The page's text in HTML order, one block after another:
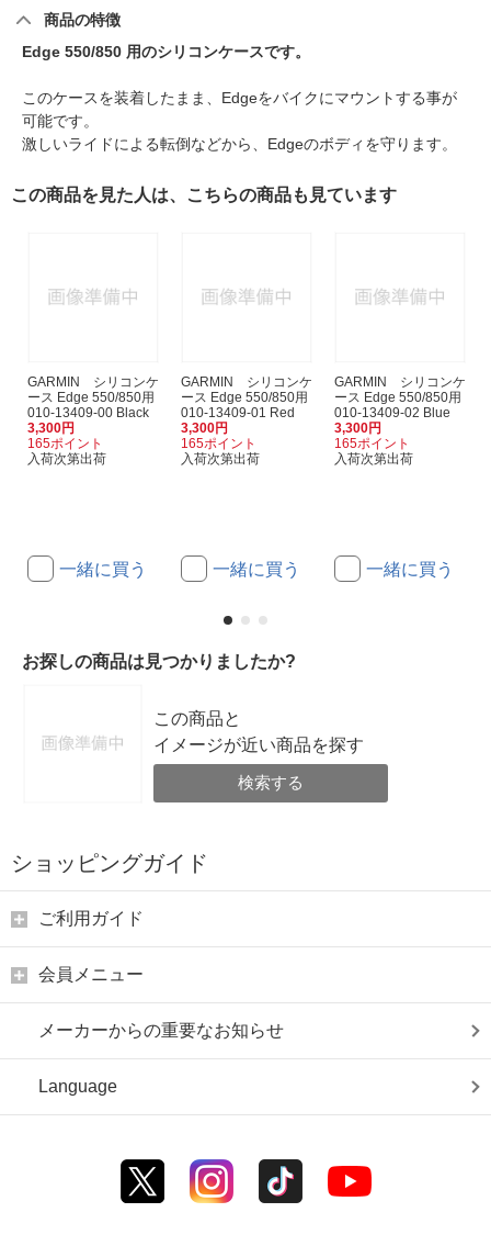
商品の特徴
Edge 550/850 用のシリコンケースです。
このケースを装着したまま、Edgeをバイクにマウントする事が
可能です。
激しいライドによる転倒などから、Edgeのボディを守ります。
この商品を見た人は、こちらの商品も見ています
GARMIN シリコンケ
ース Edge 550/850用
010-13409-00 Black
3,300円
165ポイント
入荷次第出荷
一緒に買う
GARMIN シリコンケ
ース Edge 550/850用
010-13409-01 Red
3,300円
165ポイント
入荷次第出荷
一緒に買う
GARMIN シリコンケ
ース Edge 550/850用
010-13409-02 Blue
3,300円
165ポイント
入荷次第出荷
一緒に買う
お探しの商品は見つかりましたか?
この商品と
イメージが近い商品を探す
検索する
ショッピングガイド
ご利用ガイド
会員メニュー
メーカーからの重要なお知らせ
Language